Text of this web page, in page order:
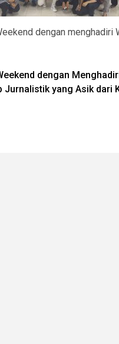
dengan menghadiri
dengan
Jurnalistik yang Asik dari